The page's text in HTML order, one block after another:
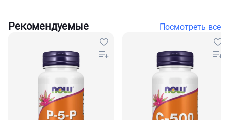
Рекомендуемые Посмотреть все